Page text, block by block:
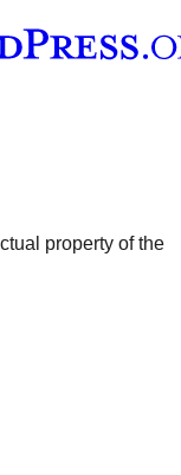
property of the